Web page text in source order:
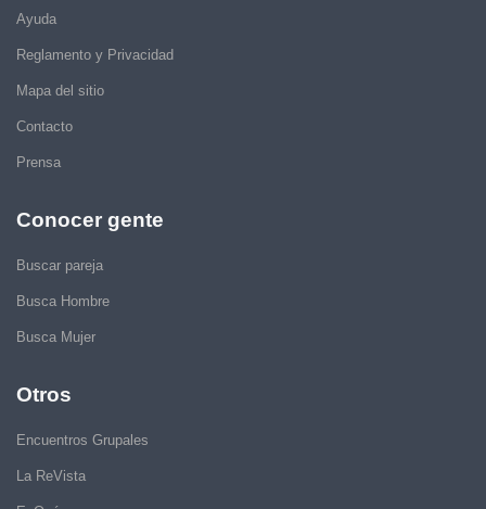
Ayuda
Reglamento y Privacidad
Mapa del sitio
Contacto
Prensa
Conocer gente
Buscar pareja
Busca Hombre
Busca Mujer
Otros
Encuentros Grupales
La ReVista